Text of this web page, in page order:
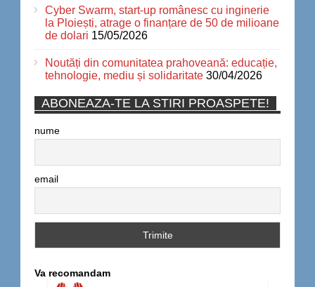
Cyber Swarm, start-up românesc cu inginerie
la Ploiești, atrage o finanțare de 50 de milioane
de dolari 15/05/2026
Noutăți din comunitatea prahoveană: educație,
tehnologie, mediu și solidaritate 30/04/2026
ABONEAZA-TE LA STIRI PROASPETE!
nume
email
Va recomandam